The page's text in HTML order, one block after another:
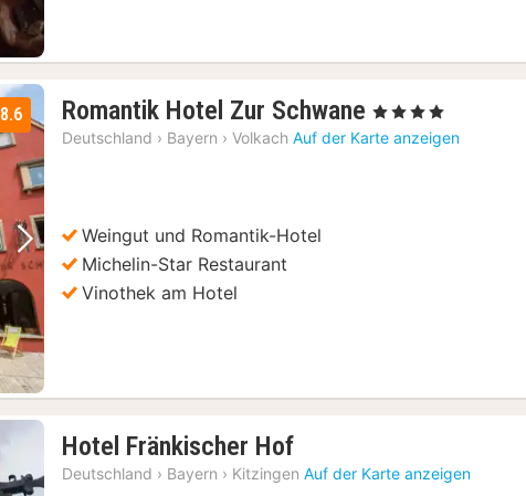
Nächstes Bild
8.6 Romantik Hotel Zur Schwane 1
Nacht
, 4 Sterne
Deutschland › Bayern › Volkach Auf der Karte anzeigen
Weingut und Romantik-Hotel
Michelin-Star Restaurant
Vinothek am Hotel
Hotel Fränkischer Hof1
Nacht
Deutschland › Bayern › Kitzingen Auf der Karte anzeigen